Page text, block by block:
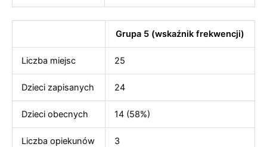
Grupa 5 (wskaźnik frekwencji)
Liczba miejsc 25
Dzieci zapisanych 24
Dzieci obecnych 14 (58%)
Liczba opiekunów 3